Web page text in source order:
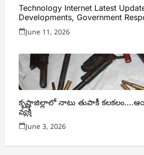
Technology Internet Latest
Developments, Government
Expert Analysis
June 11, 2026
కృష్ణాజిల్లాలో నాటు తుపాకీ
వ్యక్తి
June 3, 2026